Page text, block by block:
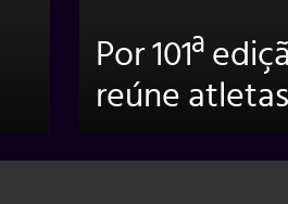
Por 101ª
reúne